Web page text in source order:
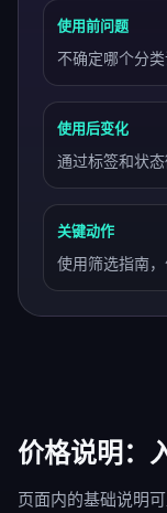
使用前问题
不确定哪个分
使用后变化
通过标签和状
关键动作
使用筛选指南
价格说明：
页面内的基础说明